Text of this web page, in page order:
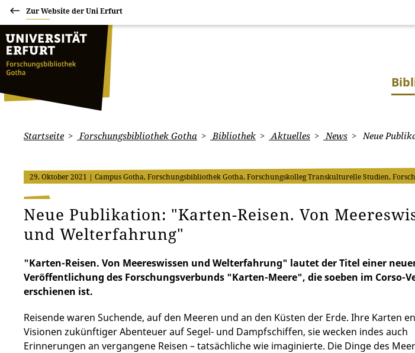
Zur Website der Uni Erfurt
Startseite Forschungsbibliothek Gotha Bibliothek Aktuelles News Neue
29. Oktober 2021 | Campus Gotha, Forschungsbibliothek Gotha, Forschungskolleg Transkulturelle Studien,
Neue Publikation: "Karten-Reisen. Von
und Welterfahrung"
"Karten-Reisen. Von Meereswissen und Welterfahrung" lautet der Titel einer
Veröffentlichung des Forschungsverbunds "Karten-Meere", die soeben im Corso-
erschienen ist.
Reisende waren Suchende, auf den Meeren und an den Küsten der Erde. Ihre Karten
Visionen zukünftiger Abenteuer auf Segel- und Dampfschiffen, sie wecken indes auch
Erinnerungen an vergangene Reisen – tatsächliche wie imaginierte. Die Dinge des